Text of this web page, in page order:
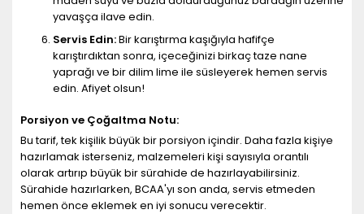
yavaşça ilave edin.
Servis Edin:Bir karıştırma kaşığıyla hafifçe
karıştırdıktan sonra, içeceğinizi birkaç taze nane
yaprağı ve bir dilim lime ile süsleyerek hemen servis
edin. Afiyet olsun!
Porsiyon ve Çoğaltma Notu:
Bu tarif, tek kişilik büyük bir porsiyon içindir. Daha fazla kişiye
hazırlamak isterseniz, malzemeleri kişi sayısıyla orantılı
olarak artırıp büyük bir sürahide de hazırlayabilirsiniz.
Sürahide hazırlarken, BCAA'yı son anda, servis etmeden
hemen önce eklemek en iyi sonucu verecektir.